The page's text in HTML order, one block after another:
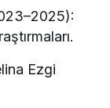
Ezgi